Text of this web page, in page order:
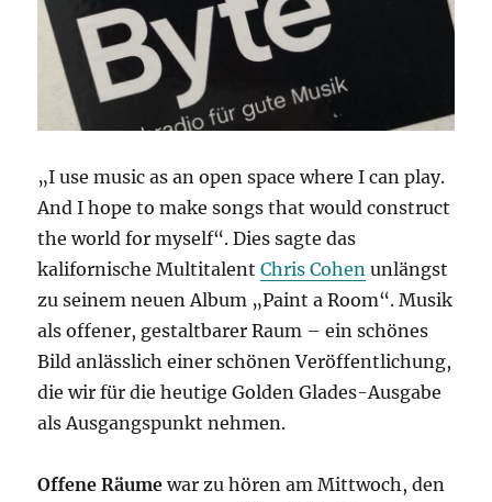
„I use music as an open space where I can play.
And I hope to make songs that would construct
the world for myself“. Dies sagte das
kalifornische MultitalentChris Cohen unlängst
zu seinem neuen Album „Paint a Room“. Musik
als offener, gestaltbarer Raum – ein schönes
Bild anlässlich einer schönen Veröffentlichung,
die wir für die heutige Golden Glades-Ausgabe
als Ausgangspunkt nehmen.
Offene Räumewar zu hören am Mittwoch, den